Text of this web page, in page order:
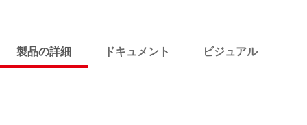
製品の詳細 ドキュメント ビジュアル